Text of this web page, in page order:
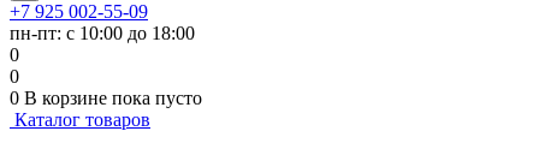
+7 925 002-55-09
пн-пт: с 10:00 до 18:00
0
0
0 В корзине пока пусто
Каталог товаров